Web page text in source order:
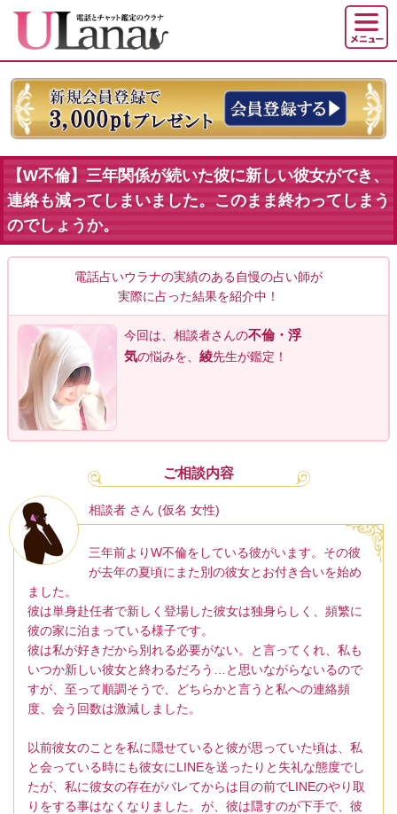
【W不倫】三年関係が続いた彼に新しい彼女ができ、
連絡も減ってしまいました。このまま終わってしまう
のでしょうか。
電話占いウラナの実績のある自慢の占い師が
実際に占った結果を紹介中！
今回は、相談者さんの不倫・浮
気の悩みを、綾先生が鑑定！
ご相談内容
相談者 さん (仮名 女性)
三年前よりW不倫をしている彼がいます。その彼
が去年の夏頃にまた別の彼女とお付き合いを始め
ました。
彼は単身赴任者で新しく登場した彼女は独身らしく、頻繁に
彼の家に泊まっている様子です。
彼は私が好きだから別れる必要がない。と言ってくれ、私も
いつか新しい彼女と終わるだろう…と思いながらないるので
すが、至って順調そうで、どちらかと言うと私への連絡頻
度、会う回数は激減しました。
以前彼女のことを私に隠せていると彼が思っていた頃は、私
と会っている時にも彼女にLINEを送ったりと失礼な態度でし
たが、私に彼女の存在がバレてからは目の前でLINEのやり取
りをする事はなくなりました。が、彼は隠すのが下手で、彼